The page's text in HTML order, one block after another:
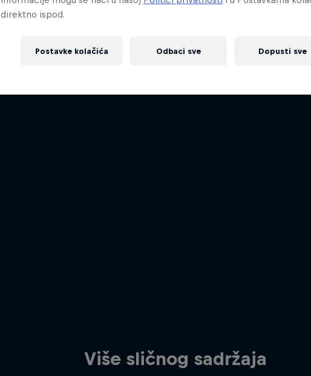
Više sličnog sadržaja
direktno ispod.
Postavke kolačića Odbaci sve Dopusti sve